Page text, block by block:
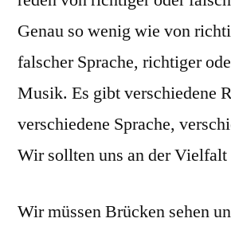
Genau so wenig wie von
falscher Sprache, richtiger
Musik. Es gibt verschiedene
verschiedene Sprache,
Wir sollten uns an der Vielfalt
Wir müssen Brücken sehen